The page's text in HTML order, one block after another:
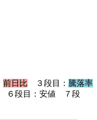
前日比 ３段目： 騰落率
６段目：安値 ７段